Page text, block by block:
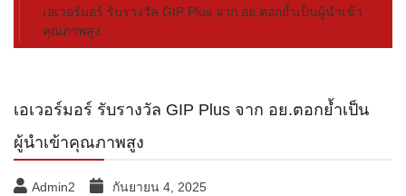
เอเวอร์มอร์ รับรางวัล GIP Plus จาก อย.ตอกย้ำเป็นผู้นำเข้า
คุณภาพสูง
เอเวอร์มอร์ รับรางวัล GIP Plus จาก อย.ตอกย้ำเป็น
ผู้นำเข้าคุณภาพสูง
Admin2 กันยายน 4, 2025